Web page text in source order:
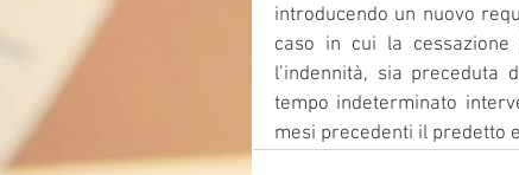
introducendo un nuovo
caso in cui la
l’indennità, sia
tempo indeterminato
mesi precedenti il predetto